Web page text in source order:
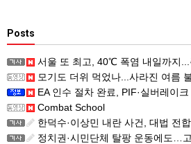
Posts
서울 또 최고, 40℃ 폭염 내일까지
모기도 더위 먹었나...사라진 여름
EA 인수 절차 완료, PIF·실버레이
Combat School
한덕수·이상민 내란 사건, 대법 전합 심
정치권·시민단체 탈팡 운동에도…고객 '2470만